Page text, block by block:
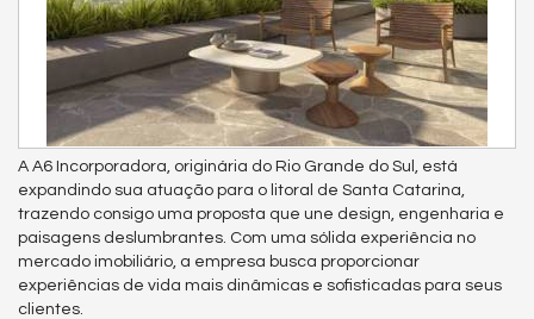
A A6 Incorporadora, originária do Rio Grande do Sul, está
expandindo sua atuação para o litoral de Santa Catarina,
trazendo consigo uma proposta que une design, engenharia e
paisagens deslumbrantes. Com uma sólida experiência no
mercado imobiliário, a empresa busca proporcionar
experiências de vida mais dinâmicas e sofisticadas para seus
clientes.